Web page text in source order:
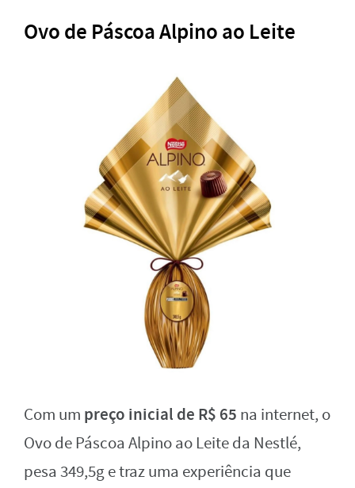
Ovo de Páscoa Alpino ao Leite
Com um preço inicial de R$ 65 na internet, o
Ovo de Páscoa Alpino ao Leite da Nestlé,
pesa 349,5g e traz uma experiência que